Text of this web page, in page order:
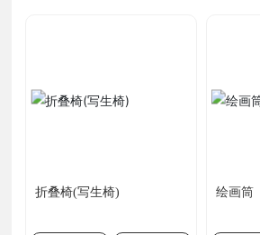
折叠椅(写生椅) 绘画筒